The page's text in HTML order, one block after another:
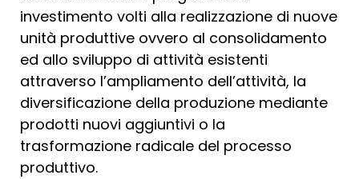
investimento volti alla realizzazione di nuove
unità produttive ovvero al consolidamento
ed allo sviluppo di attività esistenti
attraverso l’ampliamento dell’attività, la
diversificazione della produzione mediante
prodotti nuovi aggiuntivi o la
trasformazione radicale del processo
produttivo.